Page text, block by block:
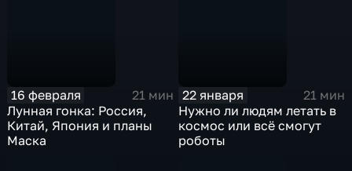
16 февраля
21 мин
Лунная гонка: Россия,
Китай, Япония и планы
Маска
22 января
21 мин
Нужно ли людям летать в
космос или всё смогут
роботы